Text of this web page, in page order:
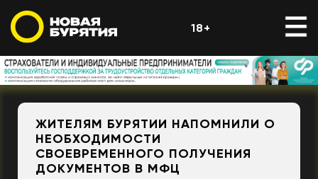
18+
ЖИТЕЛЯМ БУРЯТИИ НАПОМНИЛИ О
НЕОБХОДИМОСТИ
СВОЕВРЕМЕННОГО ПОЛУЧЕНИЯ
ДОКУМЕНТОВ В МФЦ